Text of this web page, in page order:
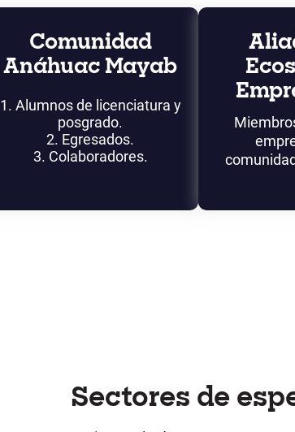
Comunidad
Anáhuac Mayab
1. Alumnos de licenciatura y
posgrado.
2. Egresados.
3. Colaboradores.
Sectores de